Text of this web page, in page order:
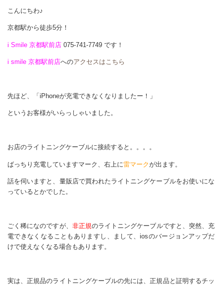
こんにちわ♪
京都駅から徒歩5分！
i Smile 京都駅前店 075-741-7749 です！
i smile 京都駅前店へのアクセスはこちら
先ほど、「iPhoneが充電できなくなりましたー！」
というお客様がいらっしゃいました。
お店のライトニングケーブルに接続すると。。。。
ばっちり充電していますマーク、右上に雷マークが出ます。
話を伺いますと、量販店で買われたライトニングケーブルをお使いにな
っているとかでした。
ごく稀になのですが、 非正規のライトニングケーブルですと、突然、充
電できなくなることもありますし、まして、iosのバージョンアップだ
けで使えなくなる場合もあります。
実は、正規品のライトニングケーブルの先には、正規品と証明するチッ